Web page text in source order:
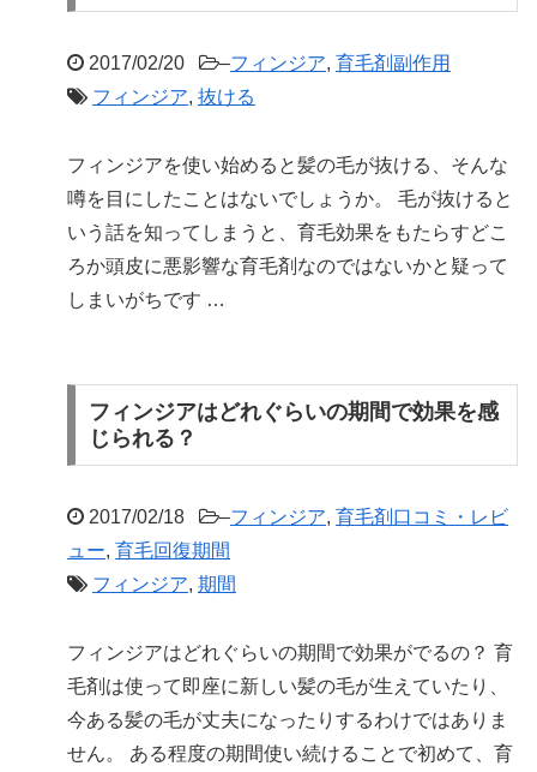
2017/02/20 –フィンジア, 育毛剤副作用
フィンジア, 抜ける
フィンジアを使い始めると髪の毛が抜ける、そんな
噂を目にしたことはないでしょうか。 毛が抜けると
いう話を知ってしまうと、育毛効果をもたらすどこ
ろか頭皮に悪影響な育毛剤なのではないかと疑って
しまいがちです …
フィンジアはどれぐらいの期間で効果を感
じられる？
2017/02/18 –フィンジア, 育毛剤口コミ・レビ
ュー, 育毛回復期間
フィンジア, 期間
フィンジアはどれぐらいの期間で効果がでるの？ 育
毛剤は使って即座に新しい髪の毛が生えていたり、
今ある髪の毛が丈夫になったりするわけではありま
せん。 ある程度の期間使い続けることで初めて、育